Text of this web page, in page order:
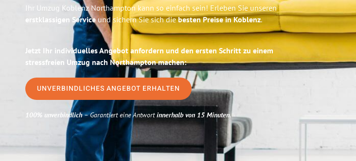
Ihr Umzug Koblenz Northampton kann so einfach sein! Erleben Sie unseren
erstklassigen Serviceund sichern Sie sich diebesten Preise in Koblenz.
Jetzt Ihr individuelles Angebot anfordern und den ersten Schritt zu einem
stressfreien Umzug nach Northampton machen:
UNVERBINDLICHES ANGEBOT ERHALTEN
100% unverbindlich– Garantiert eine Antwortinnerhalb von 15 Minuten.